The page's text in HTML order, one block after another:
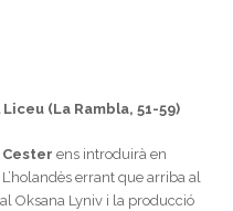
(La Rambla, 51-59)
Cester ens introduirà en
errant que arriba al
Oksana Lyniv i la producció